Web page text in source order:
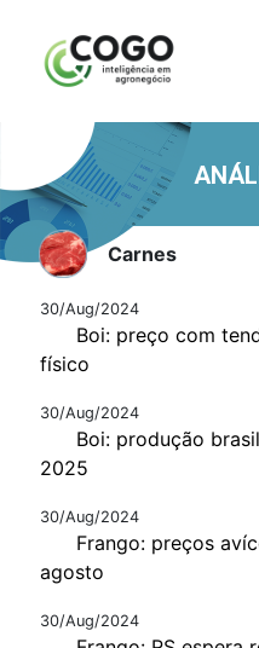
Carnes
30/Aug/2024
Boi: preço com
físico
30/Aug/2024
Boi: produção
2025
30/Aug/2024
Frango: preços
agosto
30/Aug/2024